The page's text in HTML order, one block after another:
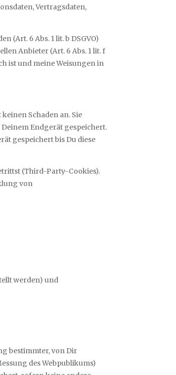
Vertragsdaten,
(Art. 6 Abs. 1 lit. b DSGVO)
Anbieter (Art. 6 Abs. 1 lit. f
ist und meine Weisungen in
Schaden an. Sie
Endgerät gespeichert.
gespeichert bis Du diese
(Third-Party-Cookies).
von
werden) und
bestimmter, von Dir
des Webpublikums)